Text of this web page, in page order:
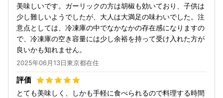
美味しいです。ガーリックの方は胡椒も効いており、子供は
少し難しいようでしたが、大人は大満足の味わいでした。注
意点としては、冷凍庫の中でなかなかの存在感になりますの
で、冷凍庫の空き容量には少し余裕を持って受け入れた方が
良いかも知れません。
2025年06月13日東京都在住
とても美味しく、しかも手軽に食べられるので料理する時間